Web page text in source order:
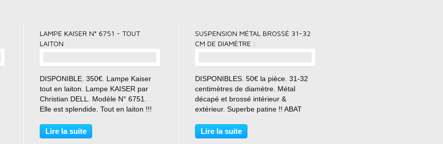
LAMPE KAISER N° 6751 - TOUT
LAITON
DISPONIBLE. 350€. Lampe Kaiser
tout en laiton. Lampe KAISER par
Christian DELL. Modèle N° 6751.
Elle est splendide. Tout en laiton !!!
orientables. Prix = 350€. Envoi
possible. (La petite lampe bleue
Lire la suite
SUSPENSION MÉTAL BROSSÉ 31-32
CM DE DIAMÈTRE :
DISPONIBLES. 50€ la pièce. 31-32
centimètres de diamètre. Métal
décapé et brossé intérieur &
extérieur. Superbe patine !! ABAT
MÉTAL BROSSÉ : Vente à la pièce et
achat groupé possible. J'ai de la
Lire la suite